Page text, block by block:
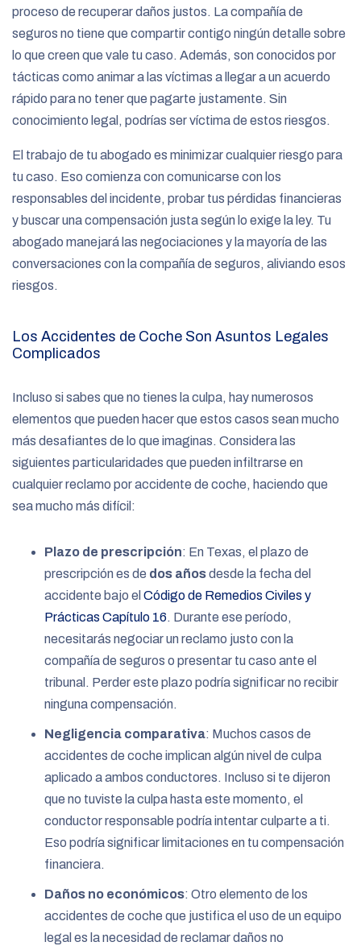
proceso de recuperar daños justos. La compañía de
seguros no tiene que compartir contigo ningún detalle sobre
lo que creen que vale tu caso. Además, son conocidos por
tácticas como animar a las víctimas a llegar a un acuerdo
rápido para no tener que pagarte justamente. Sin
conocimiento legal, podrías ser víctima de estos riesgos.
El trabajo de tu abogado es minimizar cualquier riesgo para
tu caso. Eso comienza con comunicarse con los
responsables del incidente, probar tus pérdidas financieras
y buscar una compensación justa según lo exige la ley. Tu
abogado manejará las negociaciones y la mayoría de las
conversaciones con la compañía de seguros, aliviando esos
riesgos.
Los Accidentes de Coche Son Asuntos Legales
Complicados
Incluso si sabes que no tienes la culpa, hay numerosos
elementos que pueden hacer que estos casos sean mucho
más desafiantes de lo que imaginas. Considera las
siguientes particularidades que pueden infiltrarse en
cualquier reclamo por accidente de coche, haciendo que
sea mucho más difícil:
Plazo de prescripción: En Texas, el plazo de
prescripción es de dos añosdesde la fecha del
accidente bajo el Código de Remedios Civiles y
Prácticas Capítulo 16. Durante ese período,
necesitarás negociar un reclamo justo con la
compañía de seguros o presentar tu caso ante el
tribunal. Perder este plazo podría significar no recibir
ninguna compensación.
Negligencia comparativa: Muchos casos de
accidentes de coche implican algún nivel de culpa
aplicado a ambos conductores. Incluso si te dijeron
que no tuviste la culpa hasta este momento, el
conductor responsable podría intentar culparte a ti.
Eso podría significar limitaciones en tu compensación
financiera.
Daños no económicos: Otro elemento de los
accidentes de coche que justifica el uso de un equipo
legal es la necesidad de reclamar daños no